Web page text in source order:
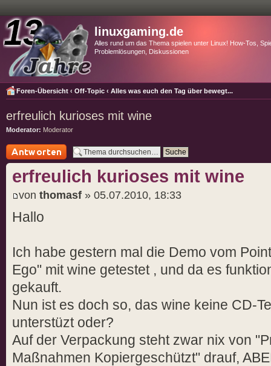
linuxgaming.de
Alles rund um das Thema spielen unter Linux! How-Tos,
Problemlösungen, Diskussionen
Foren-Übersicht ‹ Off-Topic ‹ Alles was euch den Tag über bewegt...
erfreulich kurioses mit wine
Moderator: Moderator
Antwort schreiben
erfreulich kurioses mit wine
von thomasf » 05.07.2010, 18:33
Hallo
Ich habe gestern mal die Demo vom
Ego" mit wine getestet , und da es
gekauft.
Nun ist es doch so, das wine keine CD-
unterstüzt oder?
Auf der Verpackung steht zwar nix von
Maßnahmen Kopiergeschützt" drauf,